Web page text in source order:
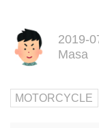
2019-
Masa
MOTORCYCLE